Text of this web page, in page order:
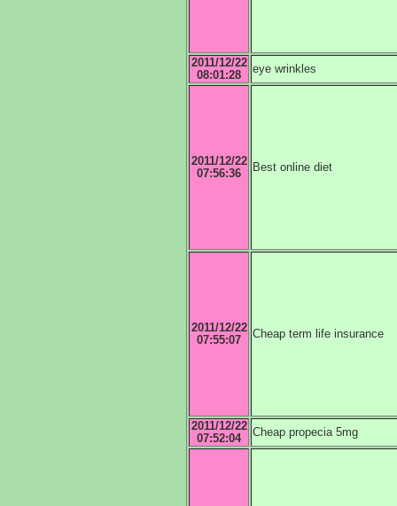
2011/12/22
08:01:28
eye wrinkles
2011/12/22
07:56:36
Best online diet
2011/12/22
07:55:07
Cheap term life insurance
2011/12/22
07:52:04
Cheap propecia 5mg